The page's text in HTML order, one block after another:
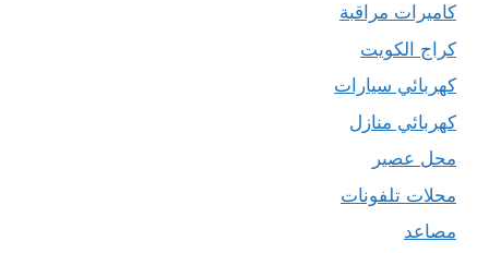
كاميرات مراقبة
كراج الكويت
كهربائي سيارات
كهربائي منازل
محل عصير
محلات تلفونات
مصاعد